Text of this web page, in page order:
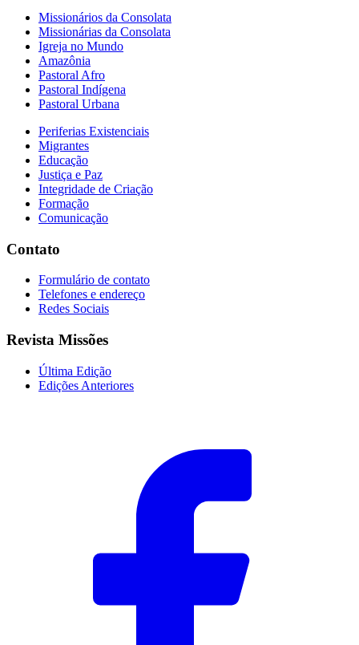
Missionários da Consolata
Missionárias da Consolata
Igreja no Mundo
Amazônia
Pastoral Afro
Pastoral Indígena
Pastoral Urbana
Periferias Existenciais
Migrantes
Educação
Justiça e Paz
Integridade de Criação
Formação
Comunicação
Contato
Formulário de contato
Telefones e endereço
Redes Sociais
Revista Missões
Última Edição
Edições Anteriores